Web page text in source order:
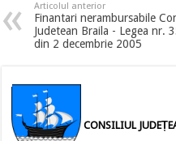
Articolul anterior
Finantari nerambursabile
Judetean Braila - Legea nr.
din 2 decembrie 2005
CONSILIUL